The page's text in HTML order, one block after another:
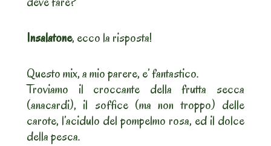
Insalatone, ecco la risposta!
Questo mix, a mio parere, e’ fantastico.
Troviamo il croccante della frutta secca
(anacardi), il soffice (ma non troppo) delle
carote, l’acidulo del pompelmo rosa, ed il dolce
della pesca.